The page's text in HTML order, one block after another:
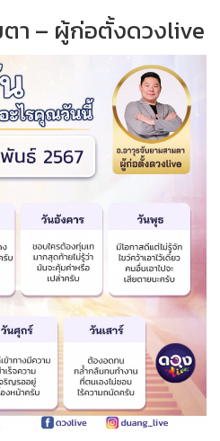
ตา – ผู้ก่อตั้งดวงlive